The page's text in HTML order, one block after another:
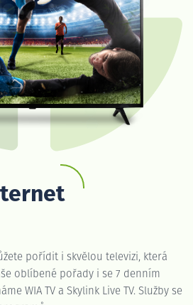
pořídit i skvělou televizi, která
oblíbené pořady i se 7 denním
WIA TV a Skylink Live TV. Služby se